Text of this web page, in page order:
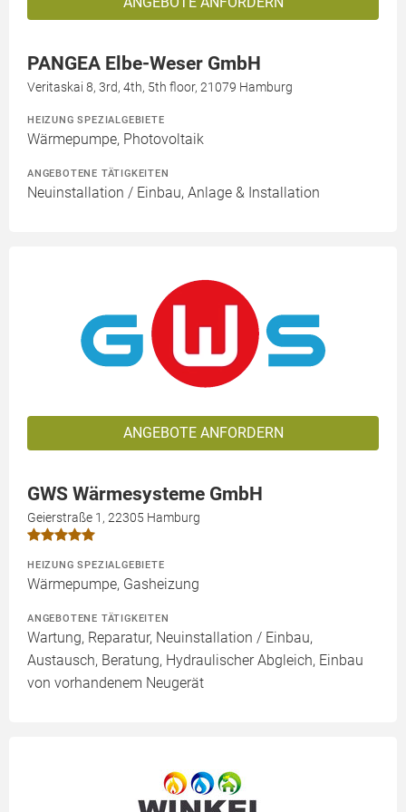
PANGEA Elbe-Weser GmbH
Veritaskai 8, 3rd, 4th, 5th floor, 21079 Hamburg
HEIZUNG SPEZIALGEBIETE
Wärmepumpe, Photovoltaik
ANGEBOTENE TÄTIGKEITEN
Neuinstallation / Einbau, Anlage & Installation
ANGEBOTE ANFORDERN
GWS Wärmesysteme GmbH
Geierstraße 1, 22305 Hamburg
HEIZUNG SPEZIALGEBIETE
Wärmepumpe, Gasheizung
ANGEBOTENE TÄTIGKEITEN
Wartung, Reparatur, Neuinstallation / Einbau,
Austausch, Beratung, Hydraulischer Abgleich, Einbau
von vorhandenem Neugerät